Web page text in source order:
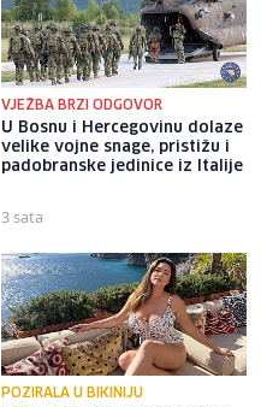
VJEŽBA BRZI ODGOVOR
U Bosnu i Hercegovinu dolaze
velike vojne snage, pristižu i
padobranske jedinice iz Italije
3 sata
POZIRALA U BIKINIJU